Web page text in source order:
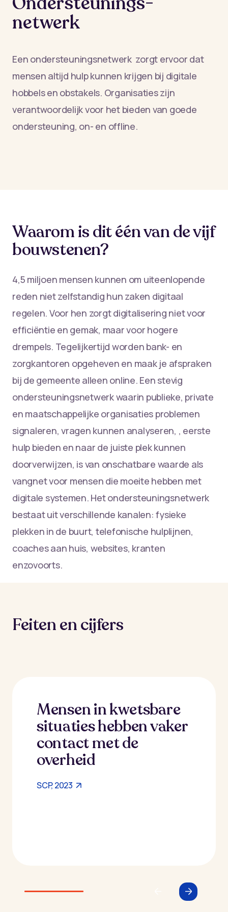
netwerk
Een ondersteuningsnetwerk zorgt ervoor dat
mensen altijd hulp kunnen krijgen bij digitale
hobbels en obstakels. Organisaties zijn
verantwoordelijk voor het bieden van goede
ondersteuning, on- en offline.
Waarom is dit één van de vijf
bouwstenen?
4,5 miljoen mensen kunnen om uiteenlopende
reden niet zelfstandig hun zaken digitaal
regelen. Voor hen zorgt digitalisering niet voor
efficiëntie en gemak, maar voor hogere
drempels. Tegelijkertijd worden bank- en
zorgkantoren opgeheven en maak je afspraken
bij de gemeente alleen online. Een stevig
ondersteuningsnetwerk waarin publieke, private
en maatschappelijke organisaties problemen
signaleren, vragen kunnen analyseren, , eerste
hulp bieden en naar de juiste plek kunnen
doorverwijzen, is van onschatbare waarde als
vangnet voor mensen die moeite hebben met
digitale systemen. Het ondersteuningsnetwerk
bestaat uit verschillende kanalen: fysieke
plekken in de buurt, telefonische hulplijnen,
coaches aan huis, websites, kranten
enzovoorts.
Feiten en cijfers
Mensen in kwetsbare
situaties hebben vaker
contact met de
overheid
SCP, 2023